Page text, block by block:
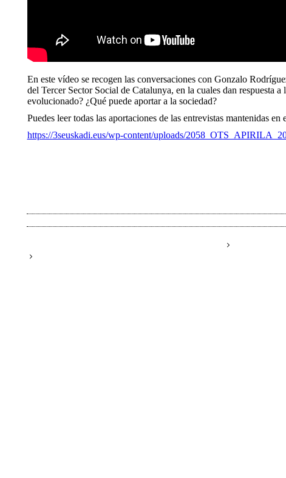
En este vídeo se recogen las conversaciones con Gonzalo
del Tercer Sector Social de Catalunya, en la cuales dan respuesta
evolucionado? ¿Qué puede aportar a la sociedad?
Puedes leer todas las aportaciones de las entrevistas mantenidas
https://3seuskadi.eus/wp-content/uploads/